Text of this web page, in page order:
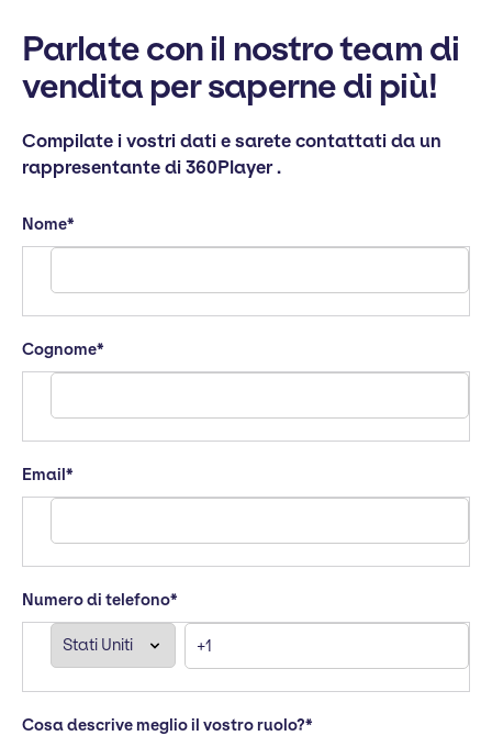
Parlate con il nostro team di
vendita per saperne di più!
Compilate i vostri dati e sarete contattati da un
rappresentante di 360Player .
Nome*
Cognome*
Email*
Numero di telefono*
Cosa descrive meglio il vostro ruolo?*